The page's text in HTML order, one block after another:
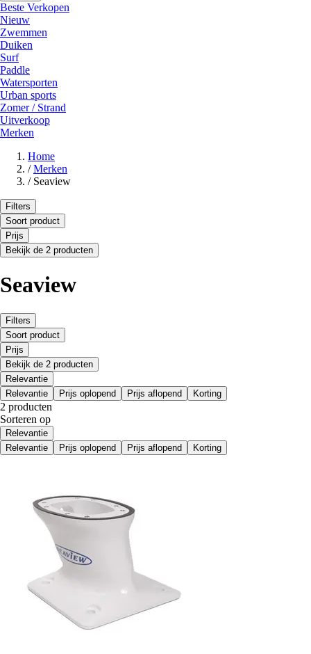
Beste Verkopen
Nieuw
Zwemmen
Duiken
Surf
Paddle
Watersporten
Urban sports
Zomer / Strand
Uitverkoop
Merken
Home
/ Merken
/ Seaview
Filters
Soort product
Prijs
Bekijk de 2 producten
Seaview
Filters
Soort product
Prijs
Bekijk de 2 producten
Relevantie
Relevantie
Prijs oplopend Prijs aflopend Korting
2 producten
Sorteren op
Relevantie
Relevantie
Prijs oplopend Prijs aflopend Korting